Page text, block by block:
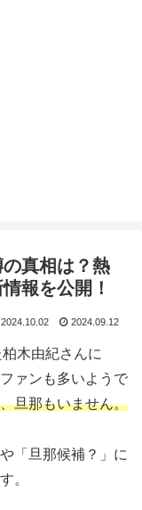
の真相は？熱
報を公開！
2024.10.02 2024.09.12
木由紀さんに
ァンも多いようで
旦那もいません。
「旦那候補？」に
。